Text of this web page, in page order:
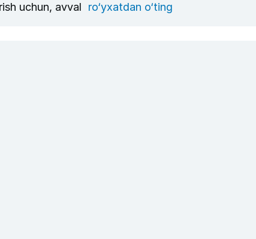
uchun, avval ro‘yxatdan o‘ting